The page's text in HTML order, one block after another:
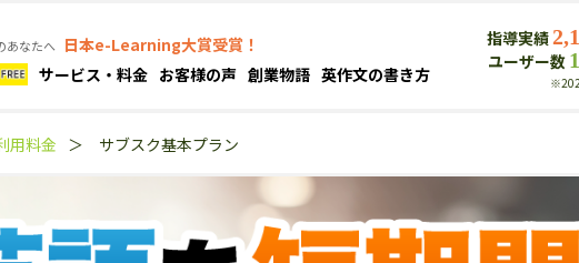
あなたへ 日本e-Learning大賞受賞！
サービス・料金 お客様の声 創業物語 英作文の書き方
指導実績
ユーザー数
用料金 ＞ サブスク基本プラン